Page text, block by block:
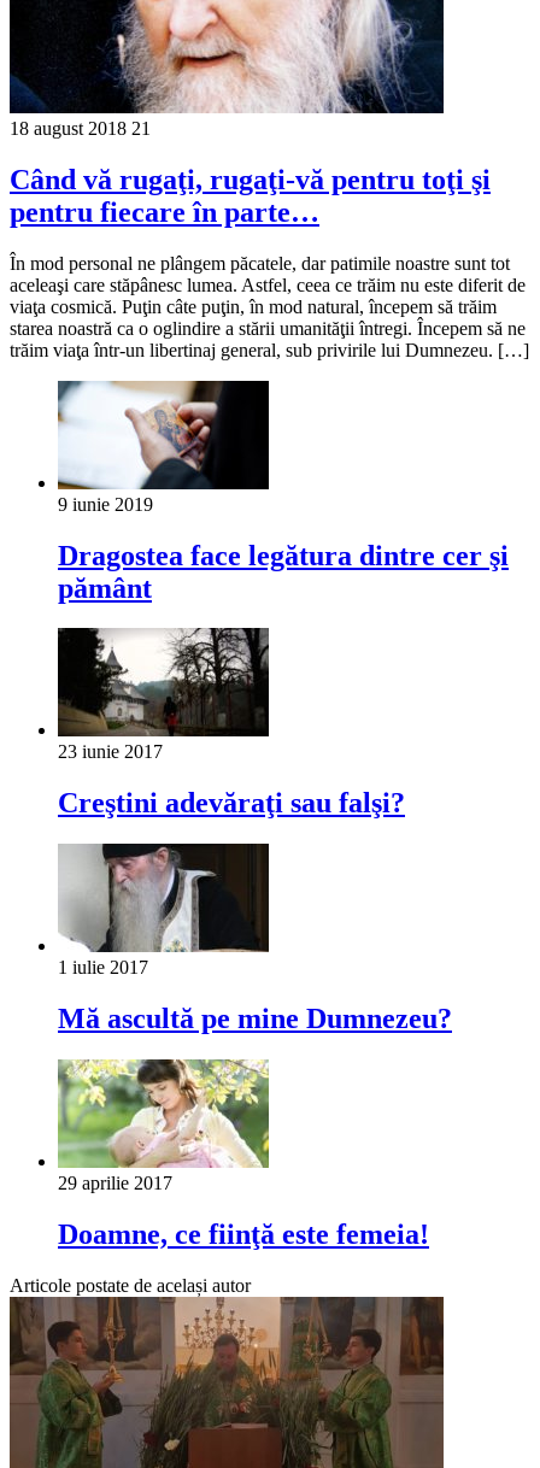
18 august 2018 21
Când vă rugaţi, rugaţi-vă pentru toţi şi
pentru fiecare în parte…
În mod personal ne plângem păcatele, dar patimile noastre sunt tot
aceleaşi care stăpânesc lumea. Astfel, ceea ce trăim nu este diferit de
viaţa cosmică. Puţin câte puţin, în mod natural, începem să trăim
starea noastră ca o oglindire a stării umanităţii întregi. Începem să ne
trăim viaţa într-un libertinaj general, sub privirile lui Dumnezeu. […]
9 iunie 2019
Dragostea face legătura dintre cer şi
pământ
23 iunie 2017
Creştini adevăraţi sau falşi?
1 iulie 2017
Mă ascultă pe mine Dumnezeu?
29 aprilie 2017
Doamne, ce fiinţă este femeia!
Articole postate de același autor